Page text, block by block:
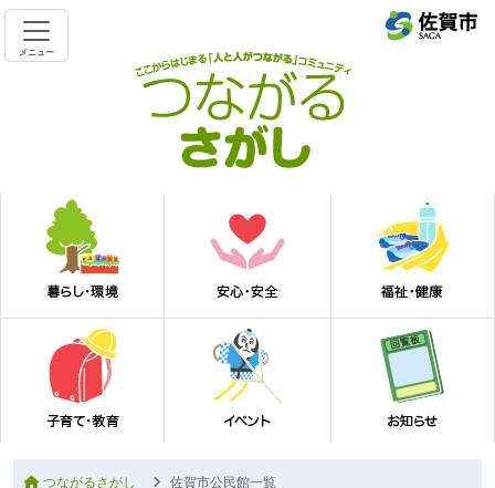
メニュー
つながるさがし 佐賀市公民館一覧